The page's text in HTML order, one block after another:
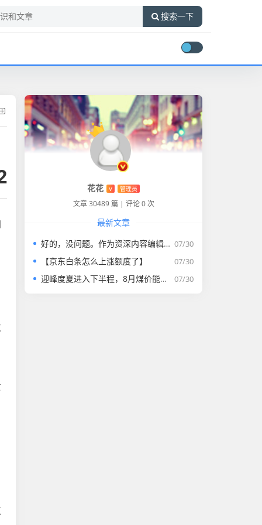
搜索一下
花花 V 管理员
文章 30489 篇 | 评论 0 次
最新文章
07/30
好的，没问题。作为资深内容编辑，我将为您打造一篇符合要求的专业教程文章。
07/30
【京东白条怎么上涨额度了】
07/30
迎峰度夏进入下半程，8月煤价能否走强？